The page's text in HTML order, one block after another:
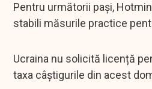
Pentru următorii pași,
stabili măsurile practice
Ucraina nu solicită licență
taxa câștigurile din acest